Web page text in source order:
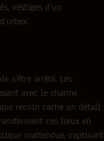
vestiges d’un
s’être arrêté. Les
avec le charme
recoin cache un détail
ces lieux en
inattendue, captivant